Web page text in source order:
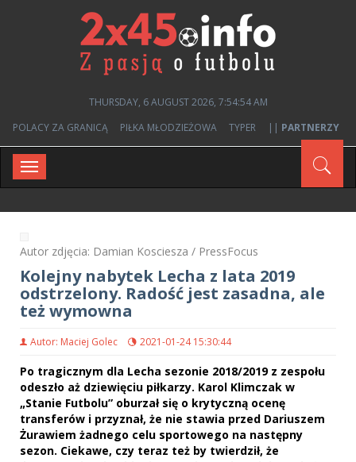
THURSDAY, 6 AUGUST 2026, 7:54:54 AM
POLACY ZA GRANICĄ
PIŁKA MŁODZIEŻOWA TYPER || PARTNERZY
Toggle
navigation
Autor zdjęcia: Damian Kosciesza / PressFocus
Kolejny nabytek Lecha z lata 2019
odstrzelony. Radość jest zasadna, ale
też wymowna
Autor: Maciej Golec 2021-01-24 15:30:44
Po tragicznym dla Lecha sezonie 2018/2019 z zespołu
odeszło aż dziewięciu piłkarzy. Karol Klimczak w
„Stanie Futbolu” oburzał się o krytyczną ocenę
transferów i przyznał, że nie stawia przed Dariuszem
Żurawiem żadnego celu sportowego na następny
sezon. Ciekawe, czy teraz też by twierdził, że